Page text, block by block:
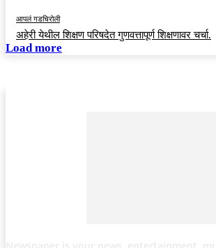
आपलं गडचिरोली
अहेरी येथील शिक्षण परिषदेत गुणवत्तापूर्ण शिक्षणावर चर्चा.
Load more